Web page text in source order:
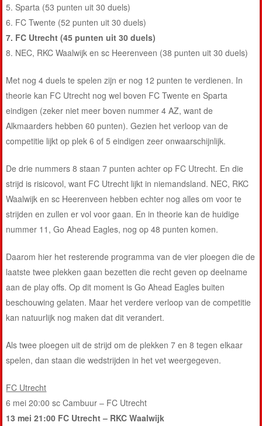
5. Sparta (53 punten uit 30 duels)
6. FC Twente (52 punten uit 30 duels)
7. FC Utrecht (45 punten uit 30 duels)
8. NEC, RKC Waalwijk en sc Heerenveen (38 punten uit 30 duels)
Met nog 4 duels te spelen zijn er nog 12 punten te verdienen. In
theorie kan FC Utrecht nog wel boven FC Twente en Sparta
eindigen (zeker niet meer boven nummer 4 AZ, want de
Alkmaarders hebben 60 punten). Gezien het verloop van de
competitie lijkt op plek 6 of 5 eindigen zeer onwaarschijnlijk.
De drie nummers 8 staan 7 punten achter op FC Utrecht. En die
strijd is risicovol, want FC Utrecht lijkt in niemandsland. NEC, RKC
Waalwijk en sc Heerenveen hebben echter nog alles om voor te
strijden en zullen er vol voor gaan. En in theorie kan de huidige
nummer 11, Go Ahead Eagles, nog op 48 punten komen.
Daarom hier het resterende programma van de vier ploegen die de
laatste twee plekken gaan bezetten die recht geven op deelname
aan de play offs. Op dit moment is Go Ahead Eagles buiten
beschouwing gelaten. Maar het verdere verloop van de competitie
kan natuurlijk nog maken dat dit verandert.
Als twee ploegen uit de strijd om de plekken 7 en 8 tegen elkaar
spelen, dan staan die wedstrijden in het vet weergegeven.
FC Utrecht
6 mei 20:00 sc Cambuur – FC Utrecht
13 mei 21:00 FC Utrecht – RKC Waalwijk